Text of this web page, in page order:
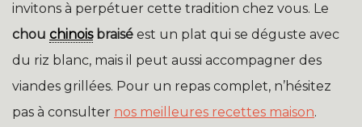
invitons à perpétuer cette tradition chez vous. Le
chou chinoisbraisé est un plat qui se déguste avec
du riz blanc, mais il peut aussi accompagner des
viandes grillées. Pour un repas complet, n’hésitez
pas à consulter nos meilleures recettes maison.